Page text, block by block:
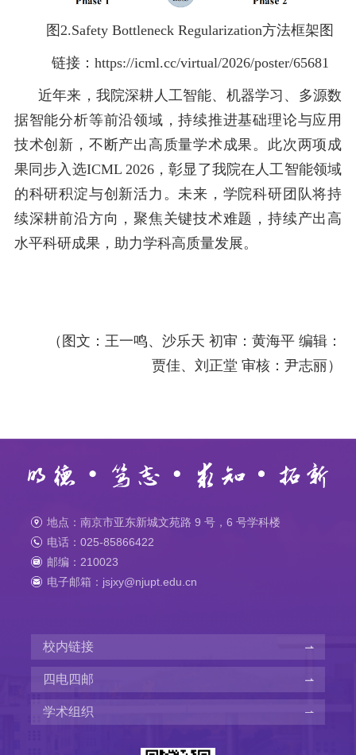
图 2.Safety Bottleneck Regularization方法框架图
链接： https://icml.cc/virtual/2026/poster/65681
近年来，我院深耕人工智能、机器学习、多源数
据智能分析等前沿领域，持续推进基础理论与应用
技术创新，不断产出高质量学术成果。此次两项成
果同步入选ICML 2026，彰显了我院在人工智能领域
的科研积淀与创新活力。未来，学院科研团队将持
续深耕前沿方向，聚焦关键技术难题，持续产出高
水平科研成果，助力学科高质量发展。
（图文：王一鸣、沙乐天 初审：黄海平 编辑：
贾佳、刘正堂 审核：尹志丽）
地点：南京市亚东新城文苑路 9 号，6 号学科楼
电话：025-85866422
邮编：210023
电子邮箱：jsjxy@njupt.edu.cn
校内链接
四电四邮
学术组织